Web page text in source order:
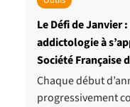
Le Défi de Janvier
addictologie à
Société Française
Chaque début
progressivement